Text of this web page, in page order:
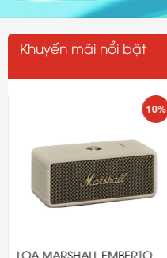
Khuyến mãi nổi bật
10%